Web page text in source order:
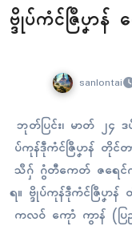
ဗ္ဒိုပ်ကံၚ်ဇြဳပၞာန်
sanlontai
ဘုတ်ပြၚ်း၊ မာတ် ၂၄
ပ်ကုန်ဒဵုကံၚ်ဇြဳပၞာန် တိုၚ်
သဳဂှ် ဂွံတီကေတ် ဇရေၚ်ဂ
ရ။ ဗ္ဒိုပ်ကုန်ဒဵုကံၚ်ဇြဳပၞာ
ကလဝ် ကေုာံ ကွာန် (ပြ